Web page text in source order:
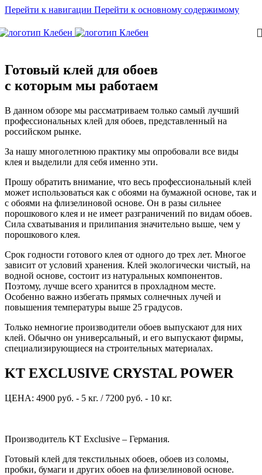
Перейти к навигации Перейти к основному содержимому
Готовый клей для обоев
с которым мы работаем
В данном обзоре мы рассматриваем только самый лучший
профессиональных клей для обоев, представленный на
российском рынке.
За нашу многолетнюю практику мы опробовали все виды
клея и выделили для себя именно эти.
Прошу обратить внимание, что весь профессиональный клей
может использоваться как с обоями на бумажной основе, так и
с обоями на флизелиновой основе. Он в разы сильнее
порошкового клея и не имеет разграничений по видам обоев.
Сила схватывания и прилипания значительно выше, чем у
порошкового клея.
Срок годности готового клея от одного до трех лет. Многое
зависит от условий хранения. Клей экологически чистый, на
водной основе, состоит из натуральных компонентов.
Поэтому, лучше всего хранится в прохладном месте.
Особенно важно избегать прямых солнечных лучей и
повышения температуры выше 25 градусов.
Только немногие производители обоев выпускают для них
клей. Обычно он универсальный, и его выпускают фирмы,
специализирующиеся на строительных материалах.
KT EXCLUSIVE CRYSTAL POWER
ЦЕНА: 4900 руб. - 5 кг. / 7200 руб. - 10 кг.
Производитель KT Exclusive – Германия.
Готовый клей для текстильных обоев, обоев из соломы,
пробки, бумаги и других обоев на флизелиновой основе.